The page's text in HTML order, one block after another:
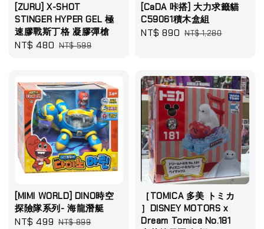
[ZURU] X-SHOT
STINGER HYPER GEL 極
速膠戰斯丁格 凝膠彈槍
Sale
NT$ 480 Regular
NT$ 599
[CaDA 咔搭] 大力求籤貓
C59061積木盒組
Sale
NT$ 890 Regular
NT$ 1,280
[MIMI WORLD] DINO時空
探險隊系列- 海龍潛艇
Sale
NT$ 499 Regular
NT$ 899
［TOMICA 多美 トミカ
］DISNEY MOTORS x
Dream Tomica No.181